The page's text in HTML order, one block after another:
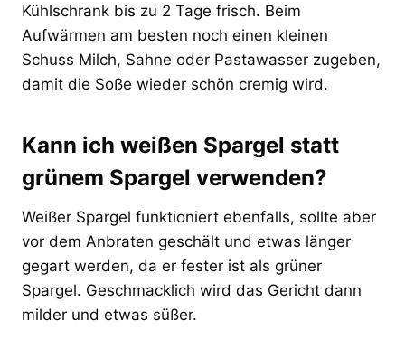
Kühlschrank bis zu 2 Tage frisch. Beim
Aufwärmen am besten noch einen kleinen
Schuss Milch, Sahne oder Pastawasser zugeben,
damit die Soße wieder schön cremig wird.
Kann ich weißen Spargel statt
grünem Spargel verwenden?
Weißer Spargel funktioniert ebenfalls, sollte aber
vor dem Anbraten geschält und etwas länger
gegart werden, da er fester ist als grüner
Spargel. Geschmacklich wird das Gericht dann
milder und etwas süßer.